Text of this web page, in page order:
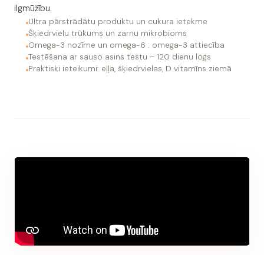
ilgmūžību.
Ultra pārstrādātu produktu un cukura ietekme
Šķiedrvielu trūkums un zarnu mikrobioms
Omega-3 nozīme un omega-6 : omega-3 attiecība
Testēšana ar sauso asins testu – 120 dienu logs
Praktiski ieteikumi: eļļa, šķiedrvielas, D vitamīns ziemā